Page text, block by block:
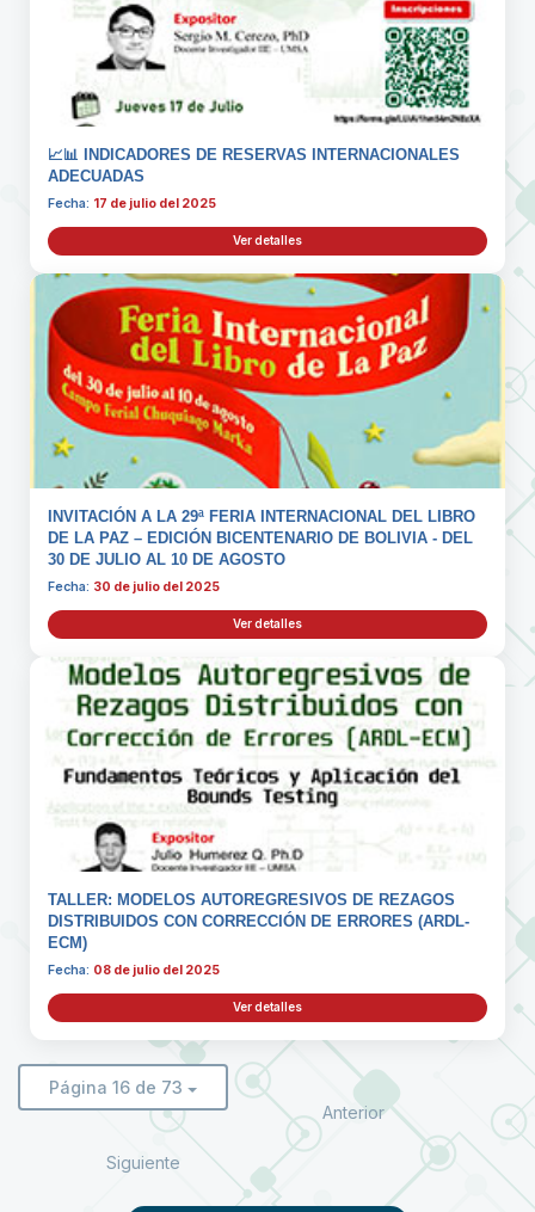
📈📊 INDICADORES DE RESERVAS INTERNACIONALES
ADECUADAS
Fecha: 17 de julio del 2025
Ver detalles
INVITACIÓN A LA 29ª FERIA INTERNACIONAL DEL LIBRO
DE LA PAZ – EDICIÓN BICENTENARIO DE BOLIVIA - DEL
30 DE JULIO AL 10 DE AGOSTO
Fecha: 30 de julio del 2025
Ver detalles
TALLER: MODELOS AUTOREGRESIVOS DE REZAGOS
DISTRIBUIDOS CON CORRECCIÓN DE ERRORES (ARDL-
ECM)
Fecha: 08 de julio del 2025
Ver detalles
Página 16 de 73
Anterior
Siguiente